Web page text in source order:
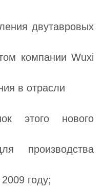
двутавровых
компании Wuxi
в отрасли
этого нового
производства
году;